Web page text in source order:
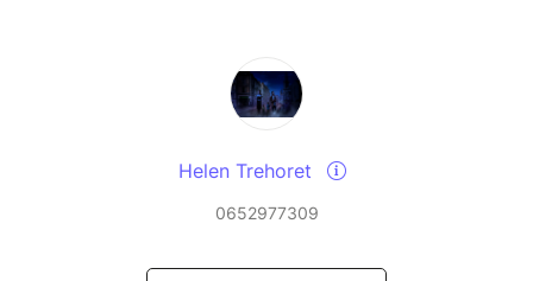
Helen Trehoret
0652977309